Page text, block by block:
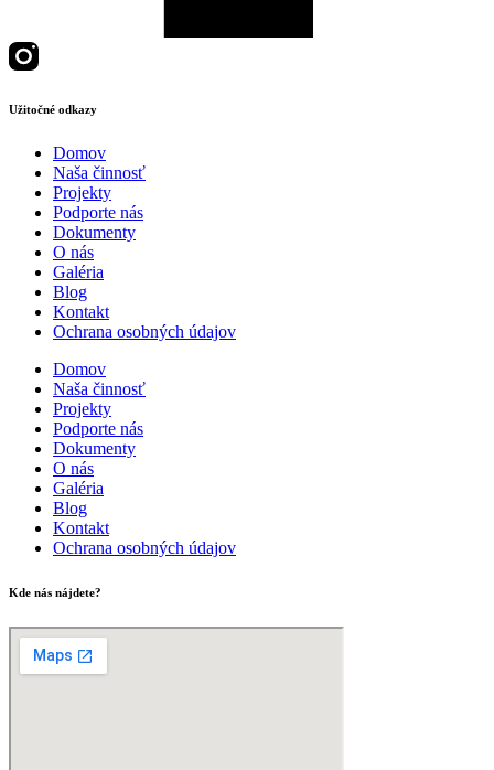
Užitočné odkazy
Domov
Naša činnosť
Projekty
Podporte nás
Dokumenty
O nás
Galéria
Blog
Kontakt
Ochrana osobných údajov
Domov
Naša činnosť
Projekty
Podporte nás
Dokumenty
O nás
Galéria
Blog
Kontakt
Ochrana osobných údajov
Kde nás nájdete?